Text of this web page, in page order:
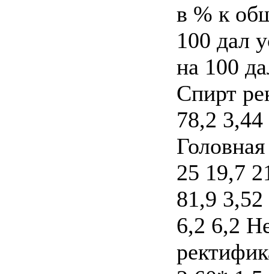
в % к
100 дал
на 100
Спирт
78,2
25 19,7
81,9
6,2 6,2